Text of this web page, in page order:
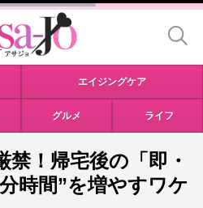
エイジングケア
グルメ ライフ
！帰宅後の「即・
時間”を増やすワケ